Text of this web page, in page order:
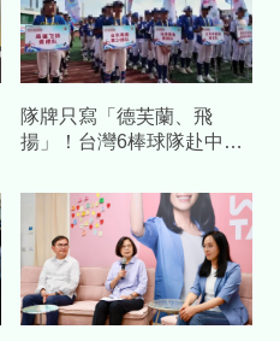
隊牌只寫「德芙蘭、飛
揚」！台灣6棒球隊赴中交